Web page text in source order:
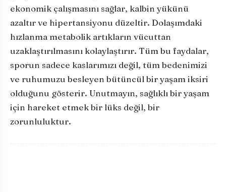
ekonomik çalışmasını sağlar, kalbin yükünü
azaltır ve hipertansiyonu düzeltir. Dolaşımdaki
hızlanma metabolik artıkların vücuttan
uzaklaştırılmasını kolaylaştırır. Tüm bu faydalar,
sporun sadece kaslarımızı değil, tüm bedenimizi
ve ruhumuzu besleyen bütüncül bir yaşam iksiri
olduğunu gösterir. Unutmayın, sağlıklı bir yaşam
için hareket etmek bir lüks değil, bir
zorunluluktur.